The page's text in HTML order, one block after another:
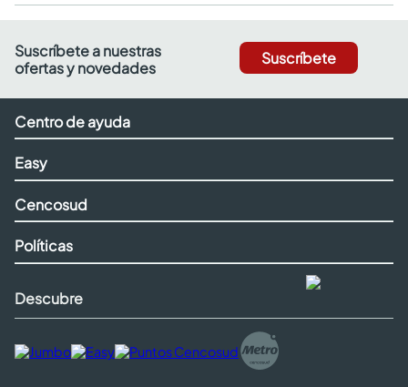
Suscríbete a nuestras
ofertas y novedades
Suscríbete
Centro de ayuda
Easy
Cencosud
Políticas
Descubre